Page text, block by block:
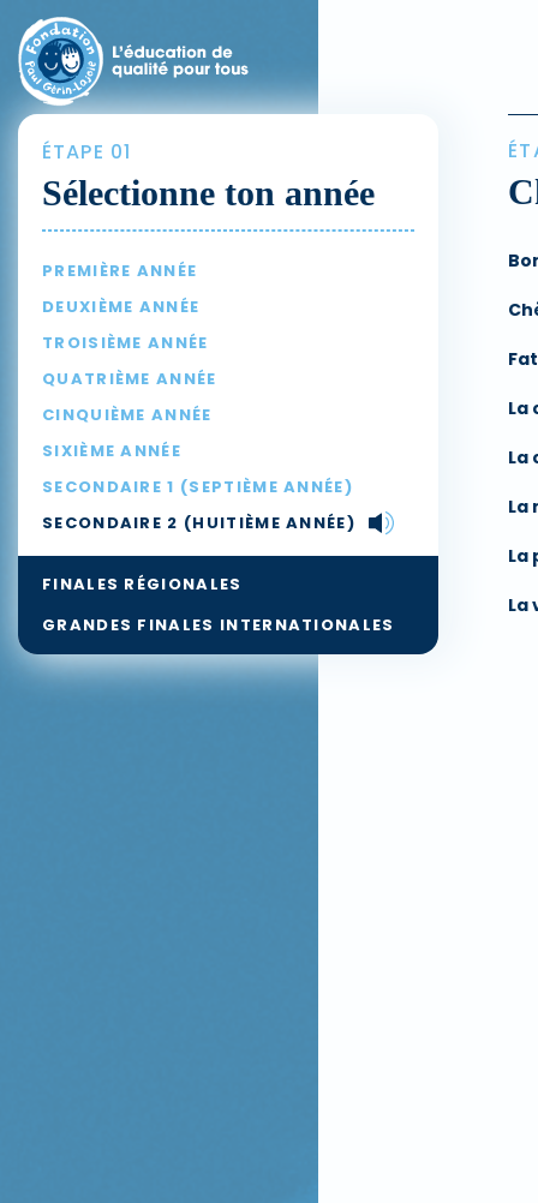
ÉTAPE 01
Sélectionne ton année
PREMIÈRE ANNÉE
DEUXIÈME ANNÉE
TROISIÈME ANNÉE
QUATRIÈME ANNÉE
CINQUIÈME ANNÉE
SIXIÈME ANNÉE
SECONDAIRE 1 (SEPTIÈME ANNÉE)
SECONDAIRE 2 (HUITIÈME ANNÉE)
FINALES RÉGIONALES
GRANDES FINALES INTERNATIONALES
La
La
La
La
La